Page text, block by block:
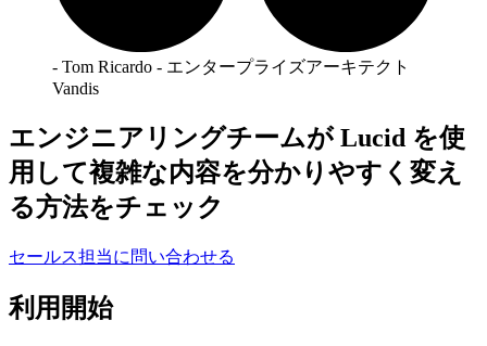
- Tom Ricardo - エンタープライズアーキテクト
Vandis
エンジニアリングチームが Lucid を使
用して複雑な内容を分かりやすく変え
る方法をチェック
セールス担当に問い合わせる
利用開始